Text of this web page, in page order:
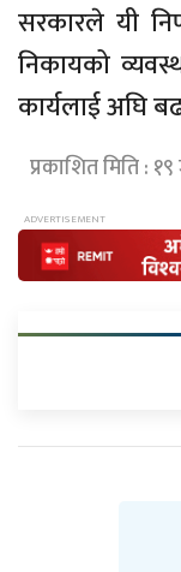
सरकारले यी
निकायको
कार्यलाई अघि
प्रकाशित मिति :